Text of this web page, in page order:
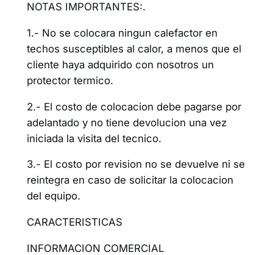
NOTAS IMPORTANTES:.
1.- No se colocara ningun calefactor en
techos susceptibles al calor, a menos que el
cliente haya adquirido con nosotros un
protector termico.
2.- El costo de colocacion debe pagarse por
adelantado y no tiene devolucion una vez
iniciada la visita del tecnico.
3.- El costo por revision no se devuelve ni se
reintegra en caso de solicitar la colocacion
del equipo.
CARACTERISTICAS
INFORMACION COMERCIAL